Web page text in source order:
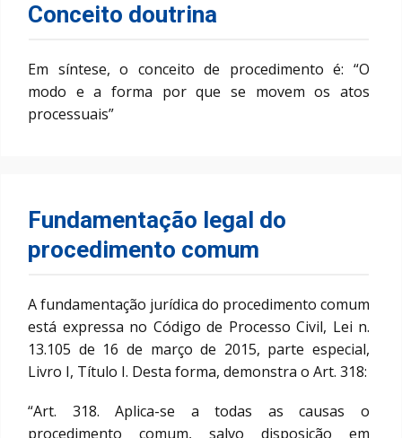
Conceito doutrina
Em síntese, o conceito de procedimento é: “O
modo e a forma por que se movem os atos
processuais”
Fundamentação legal do
procedimento comum
A fundamentação jurídica do procedimento comum
está expressa no Código de Processo Civil, Lei n.
13.105 de 16 de março de 2015, parte especial,
Livro I, Título I. Desta forma, demonstra o Art. 318:
“Art. 318. Aplica-se a todas as causas o
procedimento comum, salvo disposição em